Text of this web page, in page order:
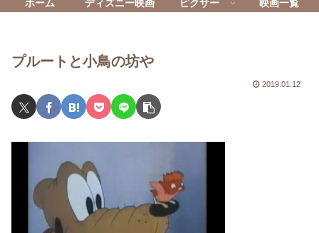
ホーム ディズニー映画 ピクサー 映画一覧
プルートと小鳥の坊や
2019.01.12